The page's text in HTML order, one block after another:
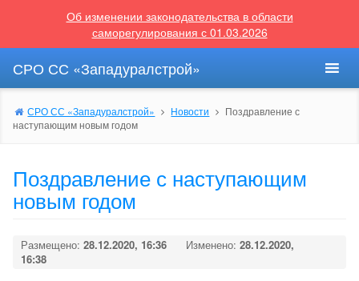
Об изменении законодательства в области
саморегулирования с 01.03.2026
СРО СС «Западуралстрой»
СРО СС «Западуралстрой» Новости
Поздравление с
наступающим новым годом
Поздравление с наступающим
новым годом
Размещено: 28.12.2020, 16:36 Изменено: 28.12.2020,
16:38